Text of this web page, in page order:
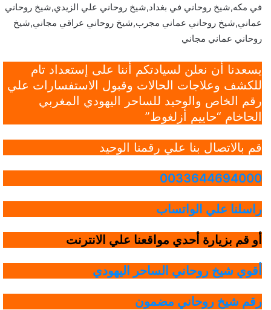
في مكه,شيخ روحاني في بغداد,شيخ روحاني علي الزيدي,شيخ روحاني
عماني,شيخ روحاني عماني مجرب,شيخ روحاني عراقي مجاني,شيخ
روحاني عماني مجاني
يسعدنا أن نعلن لسيادتكم أننا على إستعداد تام
للكشف وعلاجات الحالات وقبول الاستفسارات علي
رقم الخاص والوحيد للساحر اليهودي المغربي
الحاخام “حاييم أزلغوط”
قم بالاتصال بنا علي رقمنا الوحيد
0033644694000
راسلنا علي الواتساب
أو قم بزيارة أحدي مواقعنا علي الانترنت
أقوي شيخ روحاني الساحر اليهودي
رقم شيخ روحاني مضمون